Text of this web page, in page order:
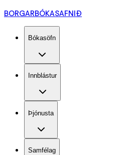
BORGARBÓKASAFNIÐ
Bókasöfn
Innblástur
Þjónusta
Samfélag